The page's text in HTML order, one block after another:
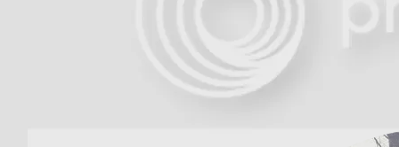
nennes scrapbook